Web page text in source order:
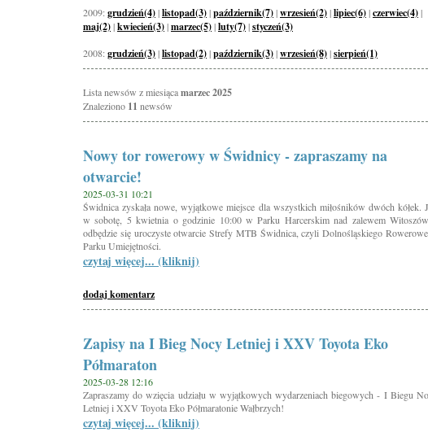
2009:grudzień(4)|listopad(3)|październik(7)|wrzesień(2)|lipiec(6)|czerwiec(4)|
maj(2)|kwiecień(3)|marzec(5)|luty(7)|styczeń(3)
2008:grudzień(3)|listopad(2)|październik(3)|wrzesień(8)|sierpień(1)
Lista newsów z miesiącamarzec 2025
Znaleziono 11 newsów
Nowy tor rowerowy w Świdnicy - zapraszamy na
otwarcie!
2025-03-31 10:21
Świdnica zyskała nowe, wyjątkowe miejsce dla wszystkich miłośników dwóch kółek.
w sobotę, 5 kwietnia o godzinie 10:00 w Parku Harcerskim nad zalewem
odbędzie się uroczyste otwarcie Strefy MTB Świdnica, czyli Dolnośląskiego
Parku Umiejętności.
czytaj więcej... (kliknij)
dodaj komentarz
Zapisy na I Bieg Nocy Letniej i XXV Toyota Eko
Półmaraton
2025-03-28 12:16
Zapraszamy do wzięcia udziału w wyjątkowych wydarzeniach biegowych - I Biegu
Letniej i XXV Toyota Eko Półmaratonie Wałbrzych!
czytaj więcej... (kliknij)